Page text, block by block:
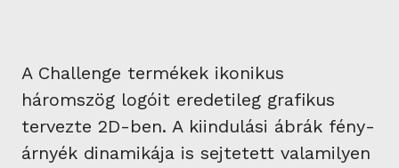
A Challenge termékek ikonikus
háromszög logóit eredetileg grafikus
tervezte 2D-ben. A kiindulási ábrák fény-
árnyék dinamikája is sejtetett valamilyen